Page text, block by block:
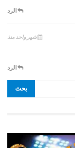
الرد
شهر واحد منذ
الرد